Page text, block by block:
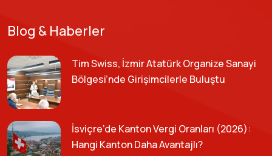
Blog & Haberler
Tim Swiss, İzmir Atatürk Organize Sanayi
Bölgesi’nde Girişimcilerle Buluştu
İsviçre’de Kanton Vergi Oranları (2026):
Hangi Kanton Daha Avantajlı?